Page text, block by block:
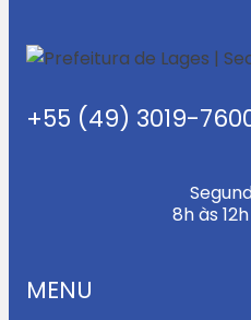
+55 (49) 3019-
8h às
MENU